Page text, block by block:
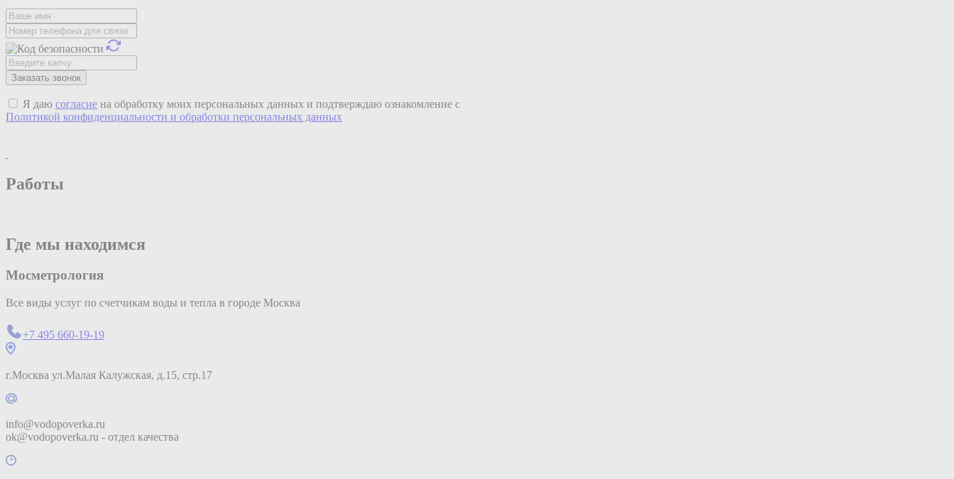
Я даю согласие на обработку моих персональных данных и подтверждаю ознакомление с
Политикой конфиденциальности и обработки персональных данных
Работы
Где мы находимся
Мосметрология
Все виды услуг по счетчикам воды и тепла в городе Москва
+7 495 660-19-19
г.Москва ул.Малая Калужская, д.15, стр.17
info@vodopoverka.ru
ok@vodopoverka.ru - отдел качества